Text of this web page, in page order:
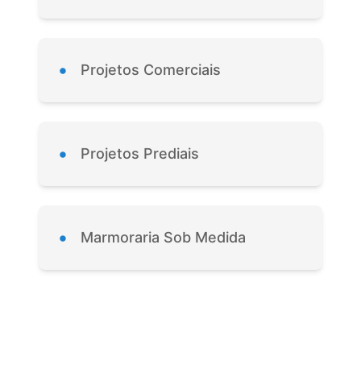
• Projetos Comerciais
• Projetos Prediais
• Marmoraria Sob Medida